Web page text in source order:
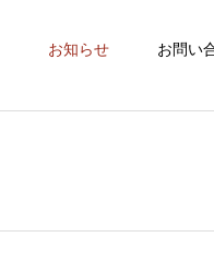
お知らせ お問い